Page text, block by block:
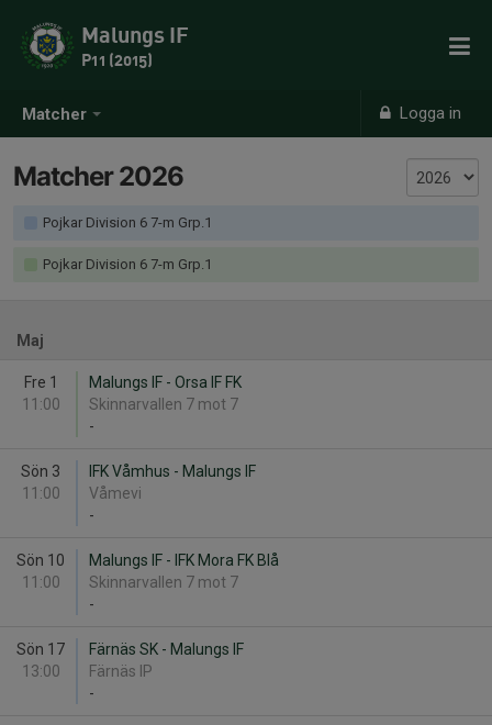
Matcher Logga in
Malungs IF
P11 (2015)
Matcher 2026
Pojkar Division 6 7-m Grp.1
Pojkar Division 6 7-m Grp.1
Maj
Fre 1
11:00
Malungs IF - Orsa IF FK
Skinnarvallen 7 mot 7
-
Sön 3
11:00
IFK Våmhus - Malungs IF
Våmevi
-
Sön 10
11:00
Malungs IF - IFK Mora FK Blå
Skinnarvallen 7 mot 7
-
Sön 17
13:00
Färnäs SK - Malungs IF
Färnäs IP
-